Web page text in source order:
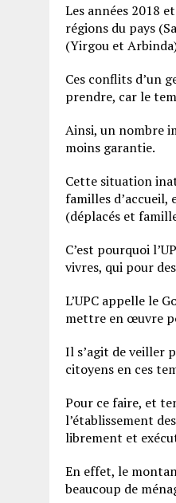
Les années 2018
régions du pays
(Yirgou et
Ces conflits d’un
prendre, car le
Ainsi, un nombre
moins garantie.
Cette situation
familles d’accueil,
(déplacés et
C’est pourquoi
vivres, qui pour
L’UPC appelle le
mettre en œuvre
Il s’agit de veiller
citoyens en ces
Pour ce faire, et
l’établissement
librement et
En effet, le
beaucoup de